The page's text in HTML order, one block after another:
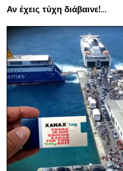
Αν έχεις τύχη διάβαινε!…